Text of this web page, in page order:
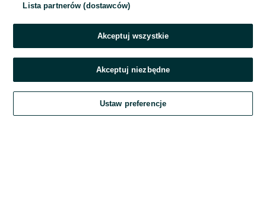
Zaloguj się
Kontynuując za pośrednictwem jednego z dostawców wskazanych powyżej,
OLX.pl w jego aktualnym brzmieniu.
Lista partnerów (dostawców)
Akceptuj wszystkie
Akceptuj niezbędne
Ustaw preferencje